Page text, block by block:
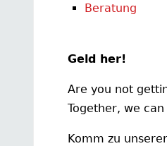
Beratung
Geld her!
Are you not
Together, we
Komm zu